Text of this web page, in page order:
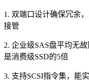
1. 双端口设计确保冗余
接管
2. 企业级SAS盘平均无
是消费级SSD的5倍
3. 支持SCSI指令集，能